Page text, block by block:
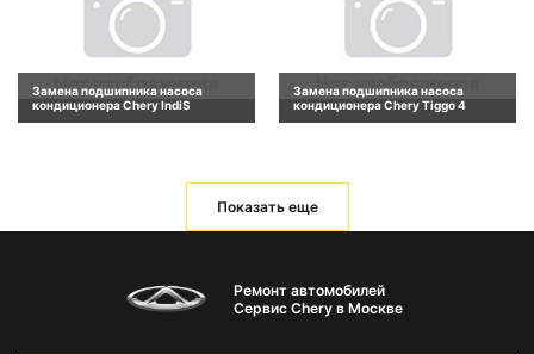
Замена подшипника насоса
кондиционера Chery IndiS
Замена подшипника насоса
кондиционера Chery Tiggo 4
Показать еще
Ремонт автомобилей
Сервис Chery в Москве